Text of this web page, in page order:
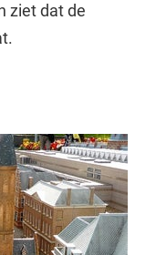
ziet dat de